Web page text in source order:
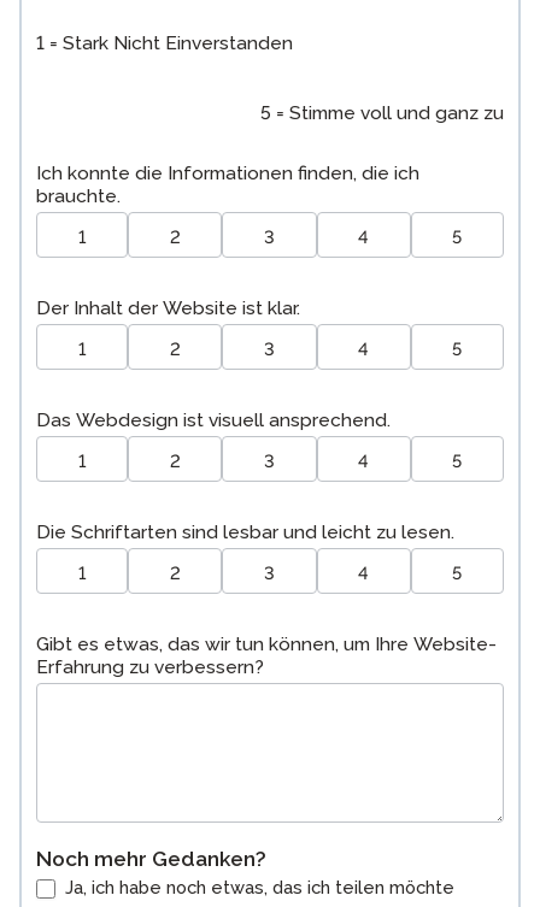
1 = Stark Nicht Einverstanden
5 = Stimme voll und ganz zu
Ich konnte die Informationen finden, die ich
brauchte.
1 2 3 4 5
Der Inhalt der Website ist klar.
1 2 3 4 5
Das Webdesign ist visuell ansprechend.
1 2 3 4 5
Die Schriftarten sind lesbar und leicht zu lesen.
1 2 3 4 5
Gibt es etwas, das wir tun können, um Ihre Website-
Erfahrung zu verbessern?
Noch mehr Gedanken?
Ja, ich habe noch etwas, das ich teilen möchte